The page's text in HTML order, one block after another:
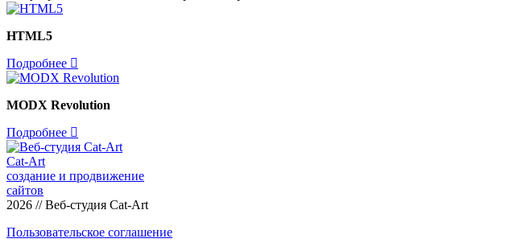
HTML5
Подробнее
MODX Revolution
Подробнее
Cat-Art
создание и продвижение
сайтов
2026 // Веб-студия Cat-Art
Пользовательское соглашение